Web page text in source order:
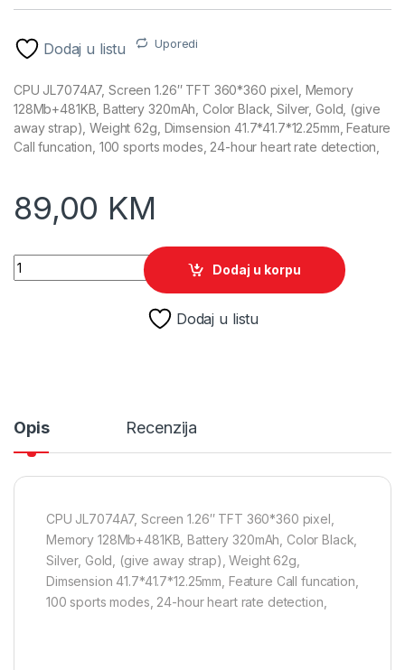
Dodaj u listu Uporedi
CPU JL7074A7, Screen 1.26″ TFT 360*360 pixel, Memory
128Mb+481KB, Battery 320mAh, Color Black, Silver, Gold, (give
away strap), Weight 62g, Dimsension 41.7*41.7*12.25mm, Feature
Call funcation, 100 sports modes, 24-hour heart rate detection,
89,00 KM
Pametni sat Blackview X30 Gold quantity
Dodaj u korpu
Dodaj u listu
Opis Recenzija
CPU JL7074A7, Screen 1.26″ TFT 360*360 pixel,
Memory 128Mb+481KB, Battery 320mAh, Color Black,
Silver, Gold, (give away strap), Weight 62g,
Dimsension 41.7*41.7*12.25mm, Feature Call funcation,
100 sports modes, 24-hour heart rate detection,